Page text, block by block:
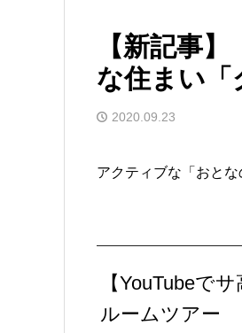
【新記事
な住まい「
2020.09.23
アクティブな「おとな
【YouTubeで
ルームツアー